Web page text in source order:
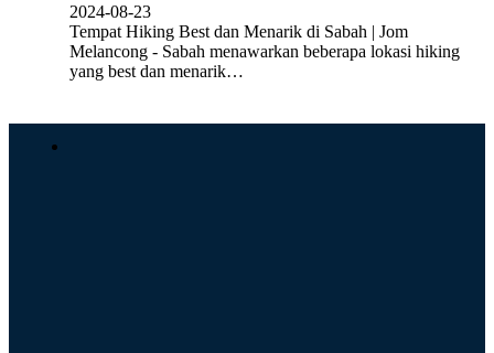
2024-08-23
Tempat Hiking Best dan Menarik di Sabah | Jom
Melancong - Sabah menawarkan beberapa lokasi hiking
yang best dan menarik…